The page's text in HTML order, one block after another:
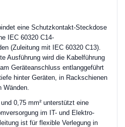
eine Schutzkontakt-Steckdose
IEC 60320 C14-
(Zuleitung mit IEC 60320 C13).
Ausführung wird die Kabelführung
Geräteanschluss entlanggeführt
hinter Geräten, in Rackschienen
Wänden.
0,75 mm² unterstützt eine
im IT- und Elektro-
ist für flexible Verlegung in